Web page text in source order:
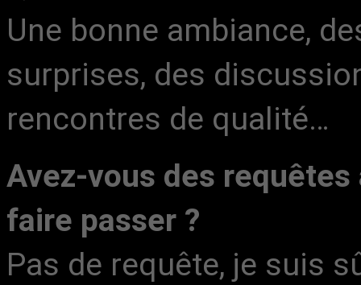
Une bonne ambiance,
surprises, des
rencontres de qualité…
Avez-vous des
faire passer ?
Pas de requête, je suis